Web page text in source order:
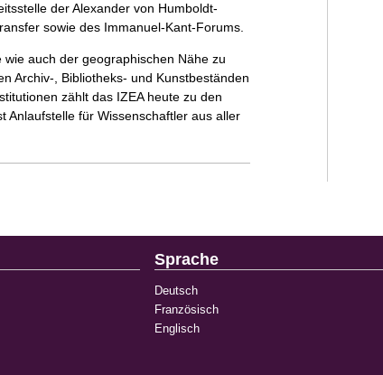
der Alexander von Humboldt-
sowie des Immanuel-Kant-Forums.
auch der geographischen Nähe zu
Archiv-, Bibliotheks- und Kunstbeständen
zählt das IZEA heute zu den
Anlaufstelle für Wissenschaftler aus aller
Sprache
Deutsch
Französisch
Englisch